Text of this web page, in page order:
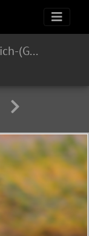
Grauer Kranich-(Grus grus)